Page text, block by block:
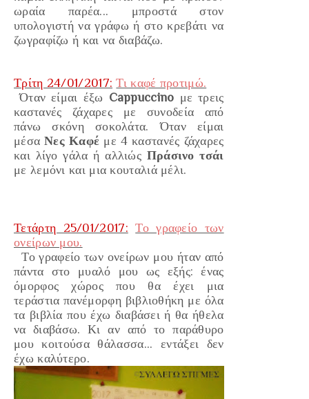
ωραία παρέα... μπροστά στον
υπολογιστή να γράφω ή στο κρεβάτι να
ζωγραφίζω ή και να διαβάζω.
Τρίτη 24/01/2017: Τι καφέ προτιμώ.
Όταν είμαι έξω Cappuccino με τρεις
καστανές ζάχαρες με συνοδεία από
πάνω σκόνη σοκολάτα. Όταν είμαι
μέσαΝες Καφέ με 4 καστανές ζάχαρες
και λίγο γάλα ή αλλιώς Πράσινο τσάι
με λεμόνι και μια κουταλιά μέλι.
Τετάρτη 25/01/2017: Το γραφείο των
ονείρων μου.
Το γραφείο των ονείρων μου ήταν από
πάντα στο μυαλό μου ως εξής: ένας
όμορφος χώρος που θα έχει μια
τεράστια πανέμορφη βιβλιοθήκη με όλα
τα βιβλία που έχω διαβάσει ή θα ήθελα
να διαβάσω. Κι αν από το παράθυρο
μου κοιτούσα θάλασσα... εντάξει δεν
έχω καλύτερο.